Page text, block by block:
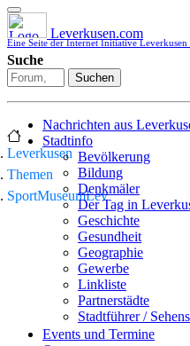
Leverkusen.com
Eine Seite der Internet Initiative Leverkusen
Suche
Suchen
Nachrichten aus
Stadtinfo
Bevölkerung
Bildung
Denkmäler
Der Tag in
Geschichte
Gesundheit
Geographie
Gewerbe
Linkliste
Partnerstädte
Stadtführer /
Stadtplan
Events und Termine
Leverkusen
Themen
SportMuseumLev